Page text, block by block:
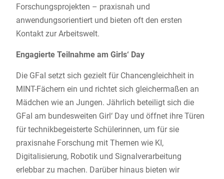
Forschungsprojekten – praxisnah und
anwendungsorientiert und bieten oft den ersten
Kontakt zur Arbeitswelt.
Engagierte Teilnahme am Girls‘ Day
Die GFaI setzt sich gezielt für Chancengleichheit in
MINT-Fächern ein und richtet sich gleichermaßen an
Mädchen wie an Jungen. Jährlich beteiligt sich die
GFaI am bundesweiten Girl‘ Day und öffnet ihre Türen
für technikbegeisterte Schülerinnen, um für sie
praxisnahe Forschung mit Themen wie KI,
Digitalisierung, Robotik und Signalverarbeitung
erlebbar zu machen. Darüber hinaus bieten wir